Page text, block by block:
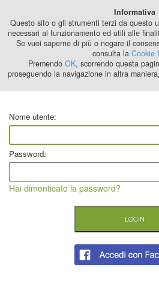
Nome utente:
Password:
Hai dimenticato la password?
Informativa
Questo sito o gli strumenti terzi da questo
necessari al funzionamento ed utili alle
Se vuoi saperne di più o negare il
consulta la Cookie
Premendo OK, scorrendo questa
proseguendo la navigazione in altra